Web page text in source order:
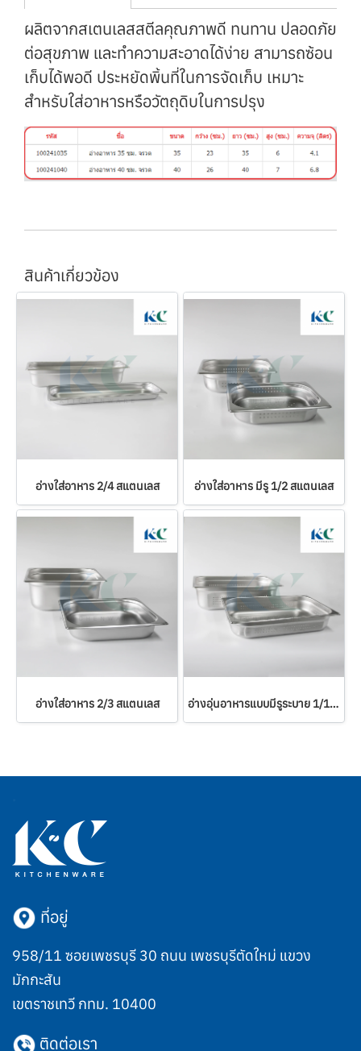
ผลิตจากสเตนเลสสตีลคุณภาพดี ทนทาน ปลอดภัย
ต่อสุขภาพ และทำความสะอาดได้ง่าย สามารถซ้อน
เก็บได้พอดี ประหยัดพิ้นที่ในการจัดเก็บ เหมาะ
สำหรับใส่อาหารหรือวัตถุดิบในการปรุง
สินค้าเกี่ยวข้อง
อ่างใส่อาหาร 2/4 สแตนเลส อ่างใส่อาหาร มีรู 1/2 สแตนเลส
อ่างใส่อาหาร 2/3 สแตนเลส อ่างอุ่นอาหารแบบมีรูระบาย 1/1 สแตนเลส
ที่อยู่
958/11 ซอยเพชรบุรี 30 ถนน เพชรบุรีตัดใหม่ แขวง
มักกะสัน
เขตราชเทวี กทม. 10400
ติดต่อเรา